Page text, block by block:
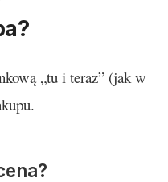
„tu i teraz” (jak w